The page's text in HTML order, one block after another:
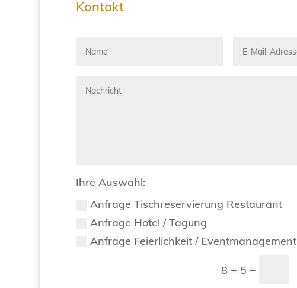
Kontakt
Ihre Auswahl:
Anfrage Tischreservierung Restaurant
Anfrage Hotel / Tagung
Anfrage Feierlichkeit / Eventmanagement
8 + 5 =